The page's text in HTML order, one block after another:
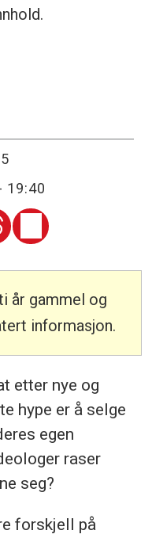
19:40
år gammel og
informasjon.
etter nye og
hype er å selge
egen
raser
seg?
forskjell på